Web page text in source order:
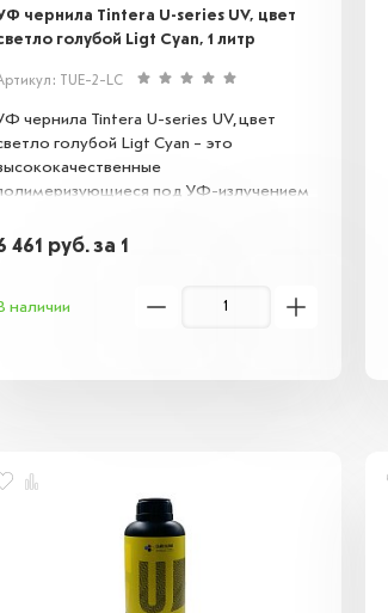
чернила Tintera U-series UV, цвет
голубой Ligt Cyan, 1 литр
TUE-2-LC
чернила Tintera U-series UV, цвет
голубой Ligt Cyan – это
под УФ-излучением
яркое, устойчивое к
Идеальны для создания
461 руб.за 1
В наличии